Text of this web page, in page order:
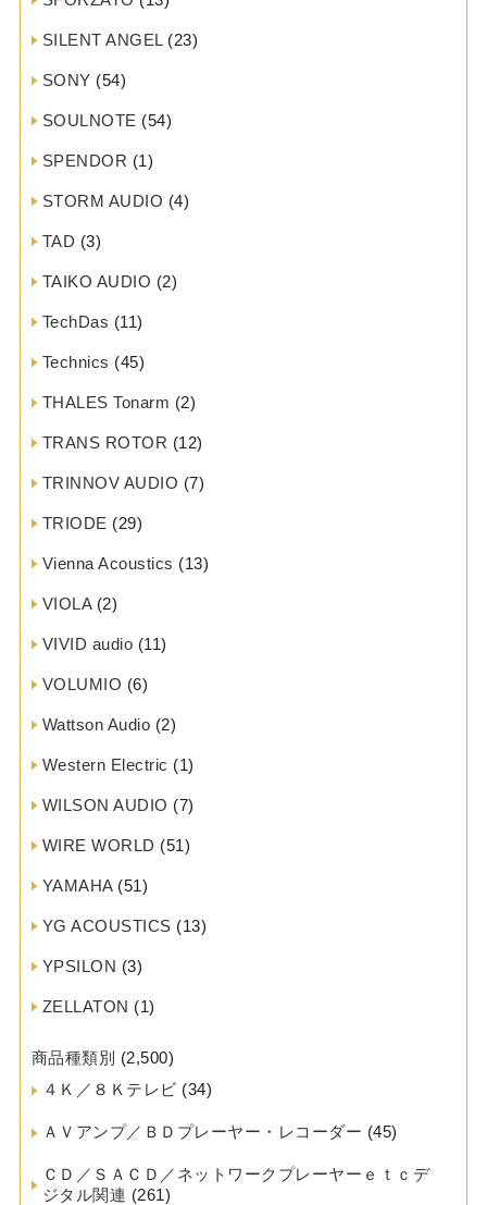
SILENT ANGEL(23)
SONY (54)
SOULNOTE (54)
SPENDOR (1)
STORM AUDIO (4)
TAD (3)
TAIKO AUDIO (2)
TechDas (11)
Technics (45)
THALES Tonarm (2)
TRANS ROTOR (12)
TRINNOV AUDIO (7)
TRIODE (29)
Vienna Acoustics (13)
VIOLA(2)
VIVID audio (11)
VOLUMIO (6)
Wattson Audio (2)
Western Electric (1)
WILSON AUDIO (7)
WIRE WORLD (51)
YAMAHA(51)
YG ACOUSTICS (13)
YPSILON (3)
ZELLATON (1)
商品種類別 (2,500)
４Ｋ／８Ｋテレビ (34)
ＡＶアンプ／ＢＤプレーヤー・レコーダー (45)
ＣＤ／ＳＡＣＤ／ネットワークプレーヤーｅｔｃデ
ジタル関連 (261)